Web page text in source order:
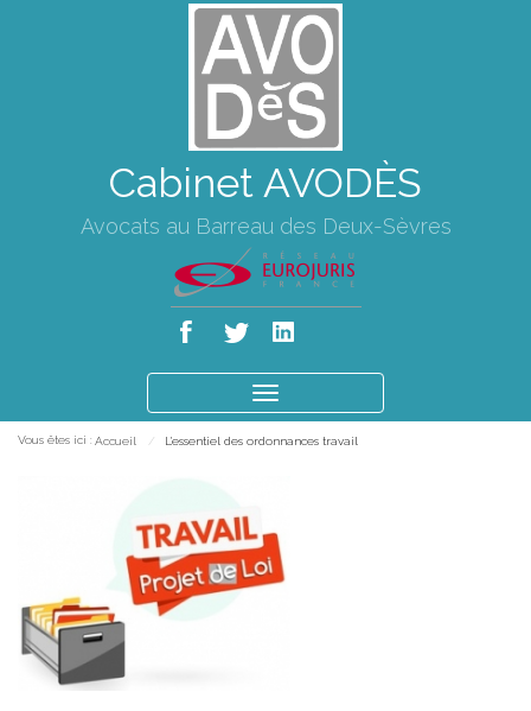
Cabinet AVODÈS
Avocats au Barreau des Deux-Sèvres
le
Vous êtes ici : Accueil L'essentiel des ordonnances travail